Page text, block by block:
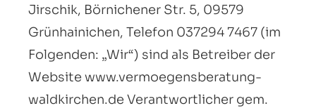
Jirschik, Börnichener Str. 5, 09579
Grünhainichen, Telefon 037294 7467 (im
Folgenden: „Wir“) sind als Betreiber der
Website www.vermoegensberatung-
waldkirchen.de Verantwortlicher gem.